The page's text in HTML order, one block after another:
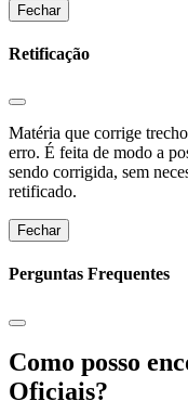
Fechar
Retificação
Matéria que corrige
erro. É feita de modo a
sendo corrigida, sem
retificado.
Fechar
Perguntas Frequentes
Como posso
Oficiais?